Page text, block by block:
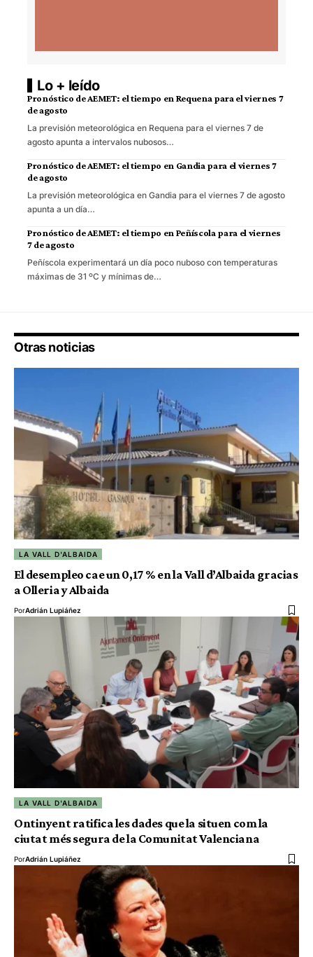
Lo + leído
Pronóstico de AEMET: el tiempo en Requena para el viernes 7
de agosto
La previsión meteorológica en Requena para el viernes 7 de
agosto apunta a intervalos nubosos…
Pronóstico de AEMET: el tiempo en Gandia para el viernes 7
de agosto
La previsión meteorológica en Gandia para el viernes 7 de agosto
apunta a un día…
Pronóstico de AEMET: el tiempo en Peñíscola para el viernes
7 de agosto
Peñíscola experimentará un día poco nuboso con temperaturas
máximas de 31 ºC y mínimas de…
Otras noticias
LA VALL D'ALBAIDA
El desempleo cae un 0,17 % en la Vall d’Albaida gracias
a Olleria y Albaida
PorAdrián Lupiáñez
LA VALL D'ALBAIDA
Ontinyent ratifica les dades que la situen com la
ciutat més segura de la Comunitat Valenciana
PorAdrián Lupiáñez